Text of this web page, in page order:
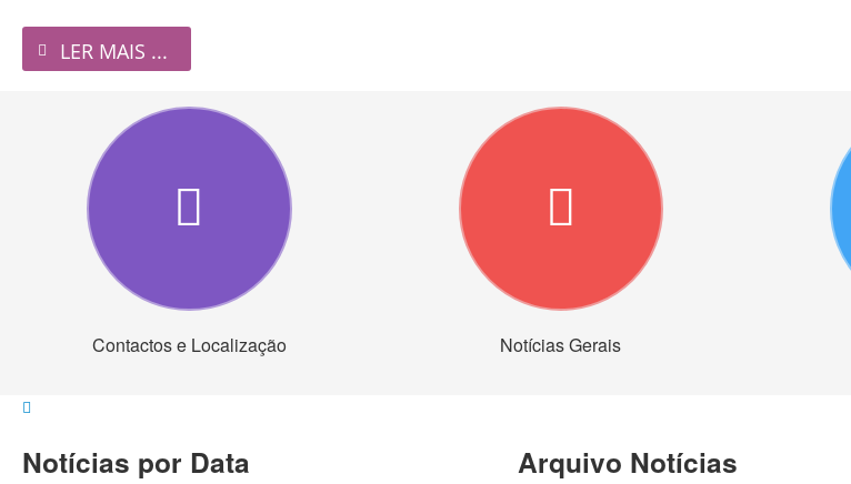
LER MAIS ...
Contactos e Localização Notícias Gerais
Notícias por Data Arquivo Notícias